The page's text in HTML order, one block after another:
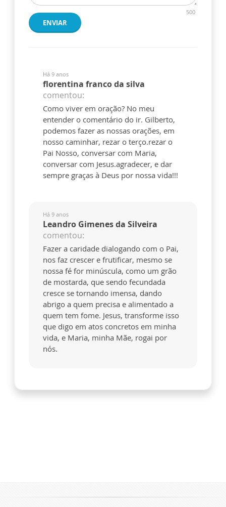
500
ENVIAR
Há 9 anos
florentina franco da silva
comentou:
Como viver em oração? No meu
entender o comentário do ir. Gilberto,
podemos fazer as nossas orações, em
nosso caminhar, rezar o terço.rezar o
Pai Nosso, conversar com Maria,
conversar com Jesus.agradecer, e dar
sempre graças à Deus por nossa vida!!!
Há 9 anos
Leandro Gimenes da Silveira
comentou:
Fazer a caridade dialogando com o Pai,
nos faz crescer e frutificar, mesmo se
nossa fé for minúscula, como um grão
de mostarda, que sendo fecundada
cresce se tornando imensa, dando
abrigo a quem precisa e alimentado a
quem tem fome. Jesus, transforme isso
que digo em atos concretos em minha
vida, e Maria, minha Mãe, rogai por
nós.